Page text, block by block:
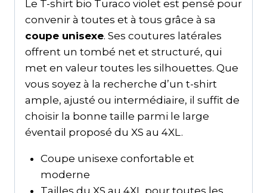
Le T-shirt bio Turaco violet est pensé pour
convenir à toutes et à tous grâce à sa
coupe unisexe. Ses coutures latérales
offrent un tombé net et structuré, qui
met en valeur toutes les silhouettes. Que
vous soyez à la recherche d’un t-shirt
ample, ajusté ou intermédiaire, il suffit de
choisir la bonne taille parmi le large
éventail proposé du XS au 4XL.
Coupe unisexe confortable et
moderne